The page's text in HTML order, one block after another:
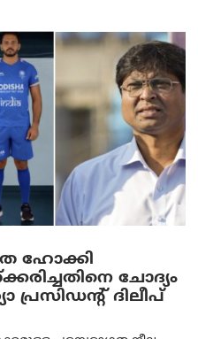
ഹോക്കി
ചോദ്യം
പ്രസിഡന്റ് ദിലീപ്